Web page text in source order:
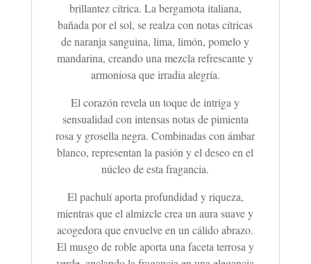
brillantez cítrica. La bergamota italiana,
bañada por el sol, se realza con notas cítricas
de naranja sanguina, lima, limón, pomelo y
mandarina, creando una mezcla refrescante y
armoniosa que irradia alegría.
El corazón revela un toque de intriga y
sensualidad con intensas notas de pimienta
rosa y grosella negra. Combinadas con ámbar
blanco, representan la pasión y el deseo en el
núcleo de esta fragancia.
El pachulí aporta profundidad y riqueza,
mientras que el almizcle crea un aura suave y
acogedora que envuelve en un cálido abrazo.
El musgo de roble aporta una faceta terrosa y